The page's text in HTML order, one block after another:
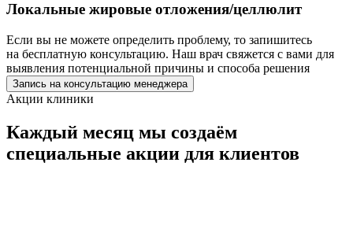
Локальные жировые отложения/целлюлит
Если вы не можете определить проблему, то запишитесь
на бесплатную консультацию. Наш врач свяжется с вами для
выявления потенциальной причины и способа решения
Запись на консультацию менеджера
Акции клиники
Каждый месяц мы создаём
специальные акции для клиентов